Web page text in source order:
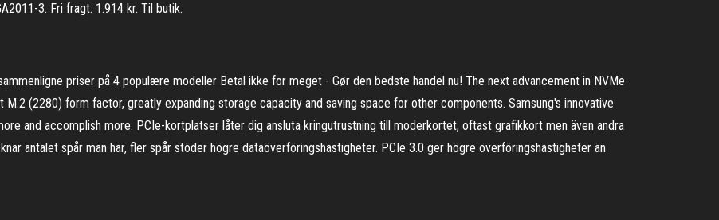
3. Fri fragt. 1.914 kr. Til butik.
priser på 4 populære modeller Betal ikke for meget - Gør den bedste handel nu! The next advancement in NVMe
(2280) form factor, greatly expanding storage capacity and saving space for other components. Samsung's innovative
and accomplish more. PCIe-kortplatser låter dig ansluta kringutrustning till moderkortet, oftast grafikkort men även andra
antalet spår man har, fler spår stöder högre dataöverföringshastigheter. PCIe 3.0 ger högre överföringshastigheter än